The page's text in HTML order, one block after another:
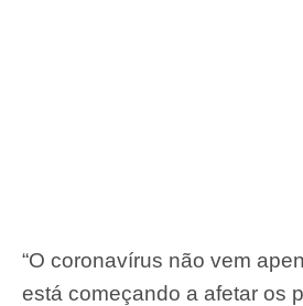
“O coronavírus não vem
está começando a afetar os